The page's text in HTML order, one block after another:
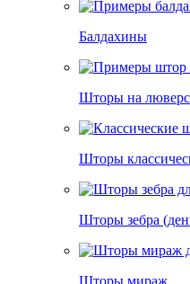
Балдахины
Шторы на
Шторы
Шторы зебра
Шторы мираж